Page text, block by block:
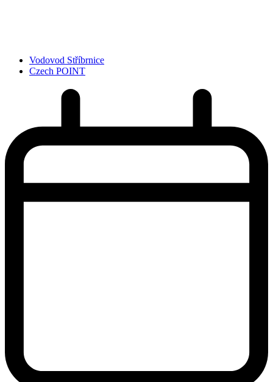
Vodovod Stříbrnice
Czech POINT